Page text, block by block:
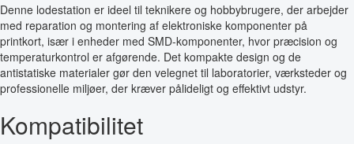
Denne lodestation er ideel til teknikere og hobbybrugere, der arbejder
med reparation og montering af elektroniske komponenter på
printkort, især i enheder med SMD-komponenter, hvor præcision og
temperaturkontrol er afgørende. Det kompakte design og de
antistatiske materialer gør den velegnet til laboratorier, værksteder og
professionelle miljøer, der kræver pålideligt og effektivt udstyr.
Kompatibilitet